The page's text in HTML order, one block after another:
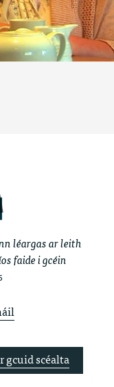
léargas ar leith
faide i gcéin
scéalta